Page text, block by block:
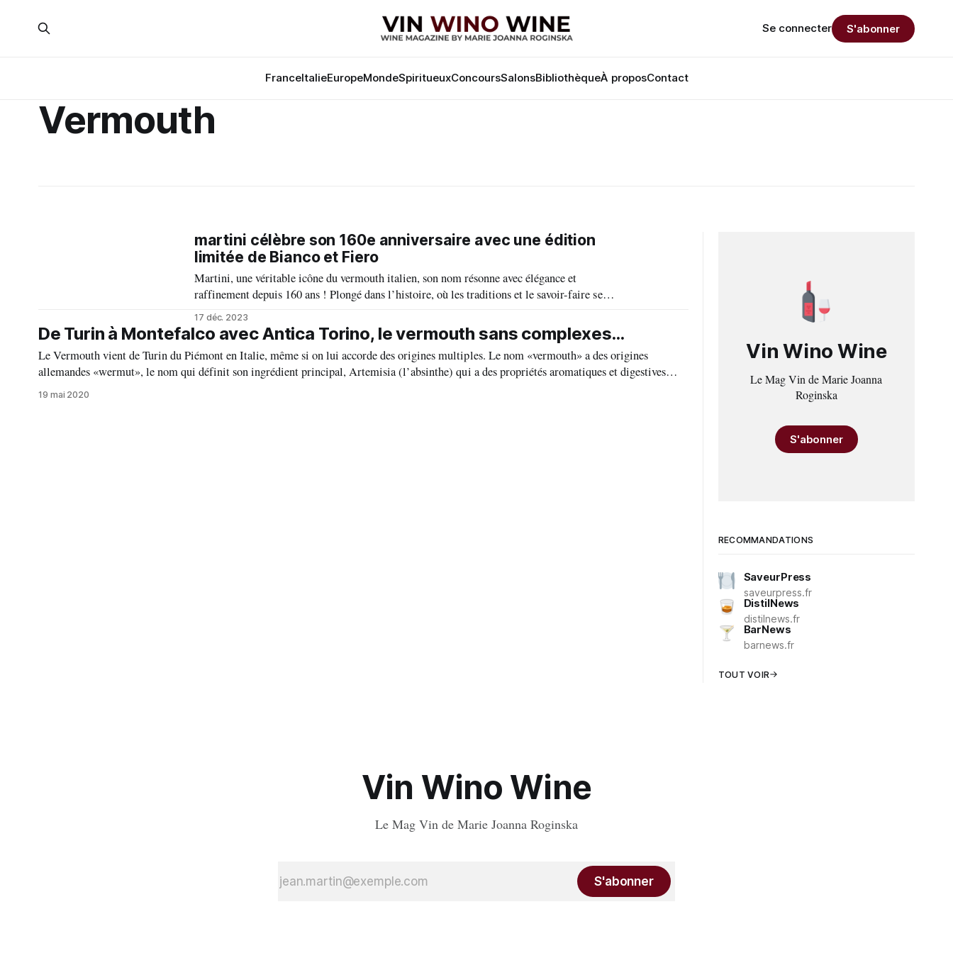
FranceItalieEuropeMondeSpiritueuxConcoursSalonsBibliothèqueÀ proposContact
Se connecter S'abonner
Vermouth
martini célèbre son 160e anniversaire avec une édition
limitée de Bianco et Fiero
Martini, une véritable icône du vermouth italien, son nom résonne avec élégance et
raffinement depuis 160 ans ! Plongé dans l’histoire, où les traditions et le savoir-faire se
transmettent de génération en génération depuis 1863. Cette longévité qui n’est pas le fruit
du hasard, mais bien la promesse
17 déc. 2023
De Turin à Montefalco avec Antica Torino, le vermouth sans complexes...
Le Vermouth vient de Turin du Piémont en Italie, même si on lui accorde des origines multiples. Le nom «vermouth» a des origines
allemandes «wermut», le nom qui définit son ingrédient principal, Artemisia (l’absinthe) qui a des propriétés aromatiques et digestives
reconnus. Avec le renouveau de cocktails et le
19 mai 2020
Vin Wino Wine
Le Mag Vin de Marie Joanna
Roginska
S'abonner
RECOMMANDATIONS
SaveurPress
saveurpress.fr
DistilNews
distilnews.fr
BarNews
barnews.fr
TOUT VOIR
Vin Wino Wine
Le Mag Vin de Marie Joanna Roginska
S'abonner